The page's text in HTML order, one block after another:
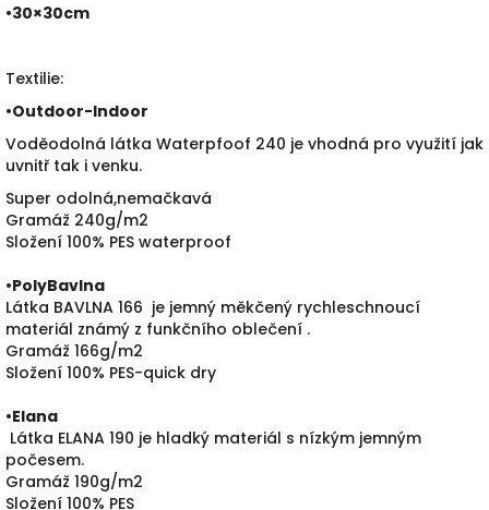
•30×30cm
Textilie:
•Outdoor-Indoor
Voděodolná látka Waterpfoof 240 je vhodná pro využití jak
uvnitř tak i venku.
Super odolná,nemačkavá
Gramáž 240g/m2
Složení 100% PES waterproof
•PolyBavlna
Látka BAVLNA 166 je jemný měkčený rychleschnoucí
materiál známý z funkčního oblečení .
Gramáž 166g/m2
Složení 100% PES-quick dry
•Elana
Látka ELANA 190 je hladký materiál s nízkým jemným
počesem.
Gramáž 190g/m2
Složení 100% PES